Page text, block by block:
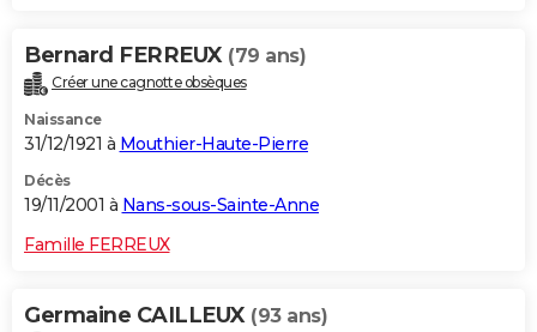
Bernard FERREUX (79 ans)
Créer une cagnotte obsèques
Naissance
31/12/1921 à Mouthier-Haute-Pierre
Décès
19/11/2001 à Nans-sous-Sainte-Anne
Famille FERREUX
Germaine CAILLEUX (93 ans)